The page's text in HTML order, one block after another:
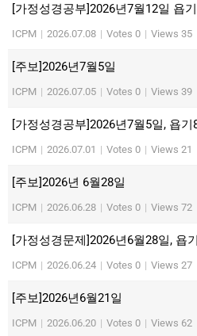
[가정성경공부]2026년7월12일 욥
ICPM | 2026.07.08 | Votes 0 | Views 35
[주보]2026년7월5일
ICPM | 2026.07.05 | Votes 0 | Views 39
[가정성경공부]2026년7월5일, 욥기
ICPM | 2026.07.01 | Votes 0 | Views 21
[주보]2026년 6월28일
ICPM | 2026.06.28 | Votes 0 | Views 72
[가정성경문제]2026년6월28일, 욥
ICPM | 2026.06.24 | Votes 0 | Views 27
[주보]2026년6월21일
ICPM | 2026.06.20 | Votes 0 | Views 62